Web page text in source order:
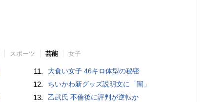
スポーツ 芸能 女子
11. 大食い女子 46キロ体型の秘密
12. ちいかわ新グッズ説明文に「闇」
13. 乙武氏 不倫後に評判が逆転か